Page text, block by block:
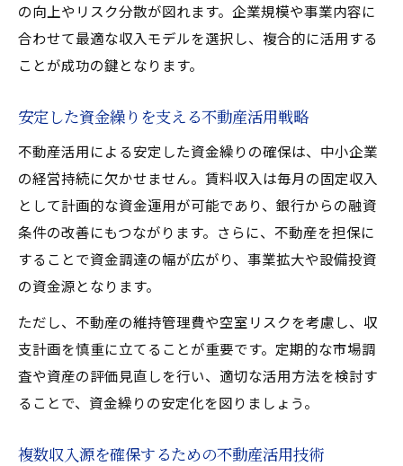
の向上やリスク分散が図れます。企業規模や事業内容に
合わせて最適な収入モデルを選択し、複合的に活用する
ことが成功の鍵となります。
安定した資金繰りを支える不動産活用戦略
不動産活用による安定した資金繰りの確保は、中小企業
の経営持続に欠かせません。賃料収入は毎月の固定収入
として計画的な資金運用が可能であり、銀行からの融資
条件の改善にもつながります。さらに、不動産を担保に
することで資金調達の幅が広がり、事業拡大や設備投資
の資金源となります。
ただし、不動産の維持管理費や空室リスクを考慮し、収
支計画を慎重に立てることが重要です。定期的な市場調
査や資産の評価見直しを行い、適切な活用方法を検討す
ることで、資金繰りの安定化を図りましょう。
複数収入源を確保するための不動産活用技術